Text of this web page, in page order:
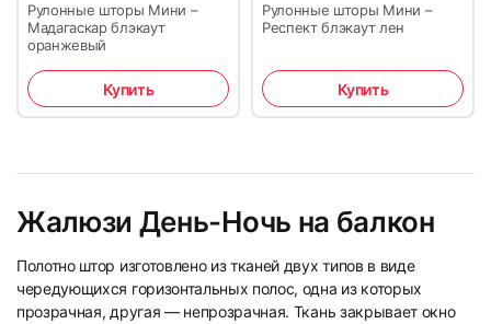
Рулонные шторы Мини –
Мадагаскар блэкаут
оранжевый
Купить
Рулонные шторы Мини –
Респект блэкаут лен
Купить
Жалюзи День-Ночь на балкон
Полотно штор изготовлено из тканей двух типов в виде
чередующихся горизонтальных полос, одна из которых
прозрачная, другая — непрозрачная. Ткань закрывает окно